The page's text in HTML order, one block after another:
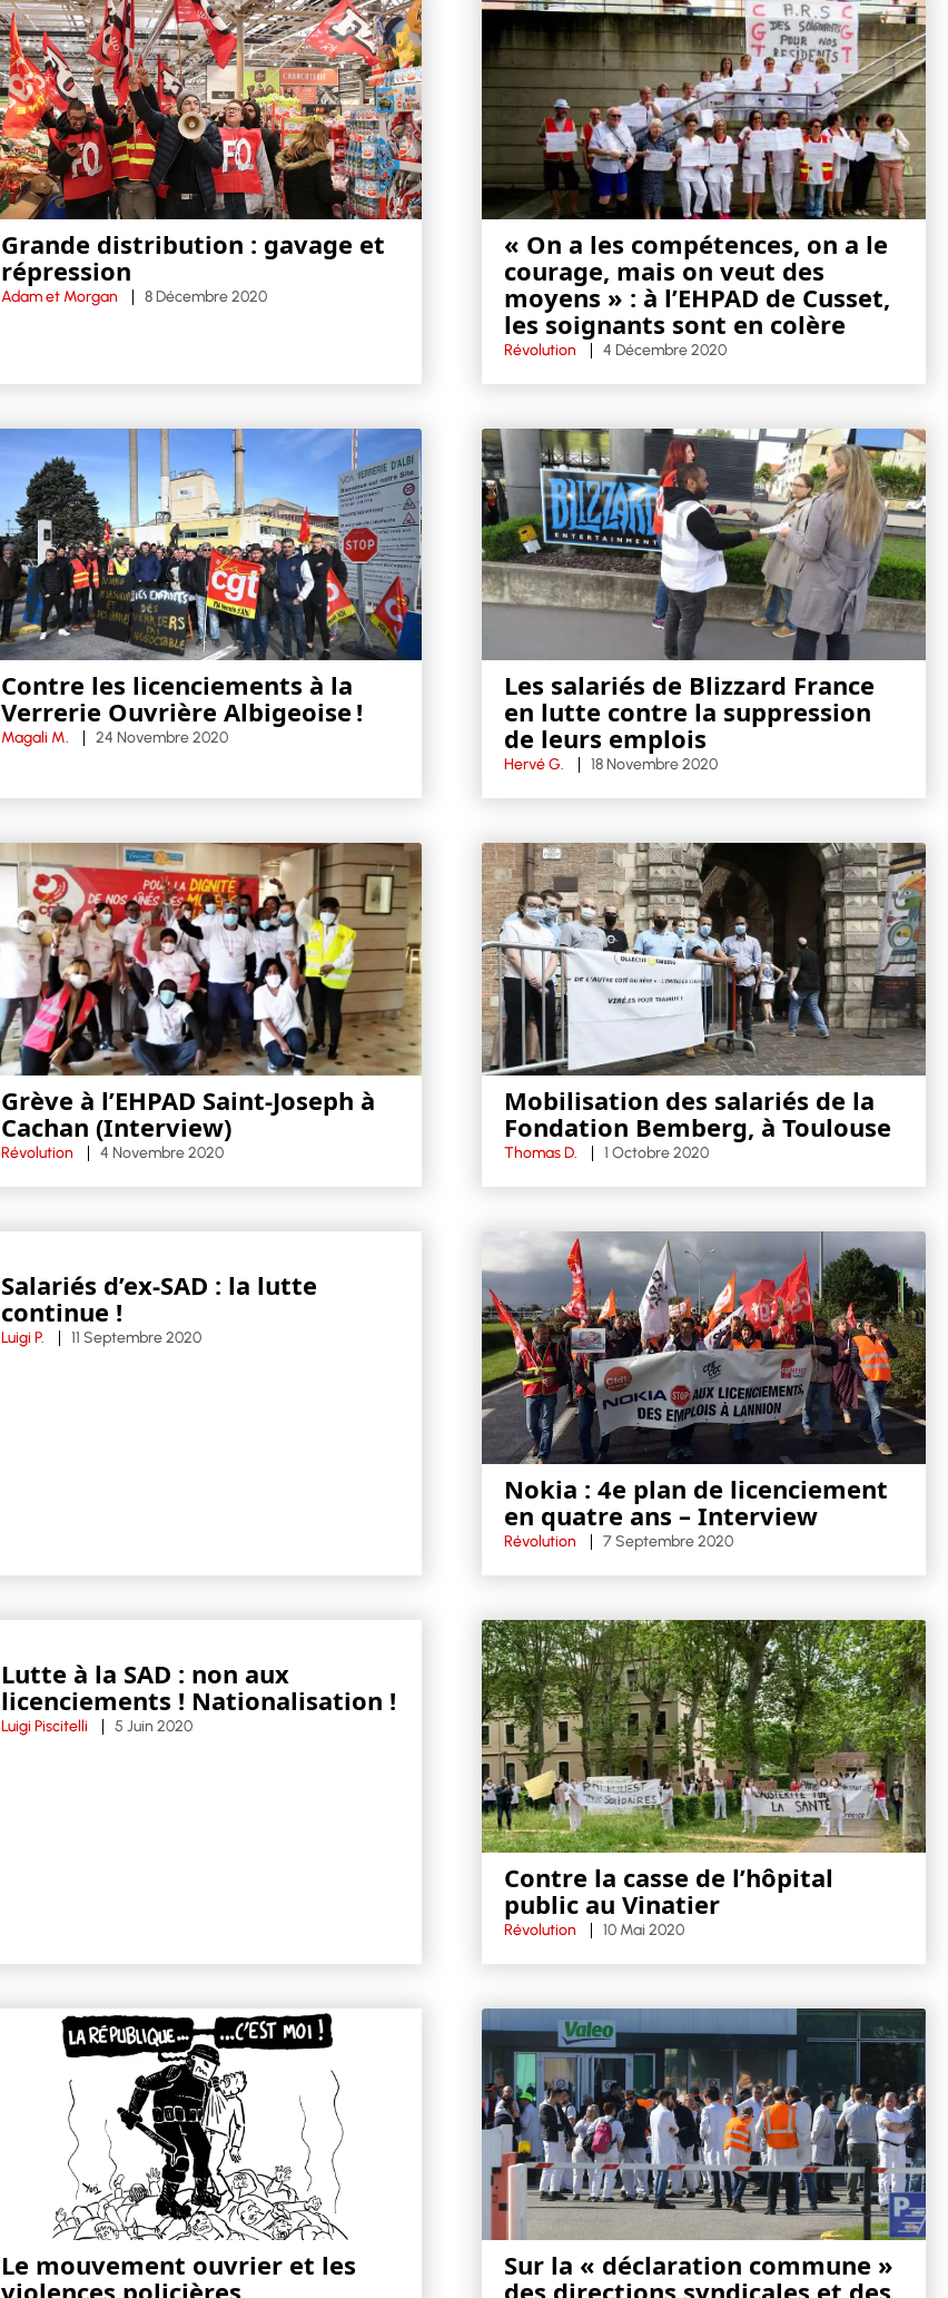
Grande distribution : gavage et
répression
Adam et Morgan 8 Décembre 2020
« On a les compétences, on a le
courage, mais on veut des
moyens » : à l’EHPAD de Cusset,
les soignants sont en colère
Révolution 4 Décembre 2020
Contre les licenciements à la
Verrerie Ouvrière Albigeoise !
Magali M. 24 Novembre 2020
Les salariés de Blizzard France
en lutte contre la suppression
de leurs emplois
Hervé G. 18 Novembre 2020
Grève à l’EHPAD Saint-Joseph à
Cachan (Interview)
Révolution 4 Novembre 2020
Mobilisation des salariés de la
Fondation Bemberg, à Toulouse
Thomas D. 1 Octobre 2020
Salariés d’ex-SAD : la lutte
continue !
Luigi P. 11 Septembre 2020
Nokia : 4e plan de licenciement
en quatre ans – Interview
Révolution 7 Septembre 2020
Lutte à la SAD : non aux
licenciements ! Nationalisation !
Luigi Piscitelli 5 Juin 2020
Contre la casse de l’hôpital
public au Vinatier
Révolution 10 Mai 2020
Le mouvement ouvrier et les
Sur la « déclaration commune »